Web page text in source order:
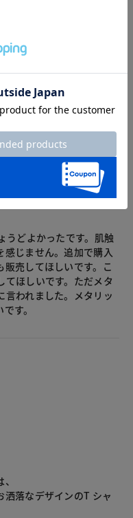
うどよかったです。肌触
感じません。追加で購入
販売してほしいです。こ
てほしいです。ただメタ
言われました。メタリッ
す。
落なデザインのT シャ